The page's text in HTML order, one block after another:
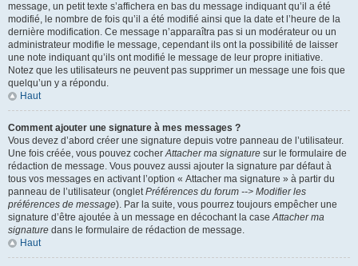
message, un petit texte s’affichera en bas du message indiquant qu’il a été
modifié, le nombre de fois qu’il a été modifié ainsi que la date et l’heure de la
dernière modification. Ce message n’apparaîtra pas si un modérateur ou un
administrateur modifie le message, cependant ils ont la possibilité de laisser
une note indiquant qu’ils ont modifié le message de leur propre initiative.
Notez que les utilisateurs ne peuvent pas supprimer un message une fois que
quelqu’un y a répondu.
Haut
Comment ajouter une signature à mes messages ?
Vous devez d’abord créer une signature depuis votre panneau de l’utilisateur.
Une fois créée, vous pouvez cocherAttacher ma signature sur le formulaire de
rédaction de message. Vous pouvez aussi ajouter la signature par défaut à
tous vos messages en activant l’option « Attacher ma signature » à partir du
panneau de l’utilisateur (ongletPréférences du forum --> Modifier les
préférences de message). Par la suite, vous pourrez toujours empêcher une
signature d’être ajoutée à un message en décochant la caseAttacher ma
signature dans le formulaire de rédaction de message.
Haut